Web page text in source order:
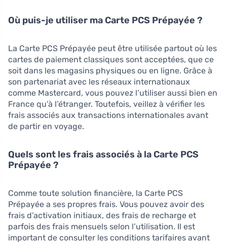
Où puis-je utiliser ma Carte PCS Prépayée ?
La Carte PCS Prépayée peut être utilisée partout où les
cartes de paiement classiques sont acceptées, que ce
soit dans les magasins physiques ou en ligne. Grâce à
son partenariat avec les réseaux internationaux
comme Mastercard, vous pouvez l’utiliser aussi bien en
France qu’à l’étranger. Toutefois, veillez à vérifier les
frais associés aux transactions internationales avant
de partir en voyage.
Quels sont les frais associés à la Carte PCS
Prépayée ?
Comme toute solution financière, la Carte PCS
Prépayée a ses propres frais. Vous pouvez avoir des
frais d’activation initiaux, des frais de recharge et
parfois des frais mensuels selon l’utilisation. Il est
important de consulter les conditions tarifaires avant